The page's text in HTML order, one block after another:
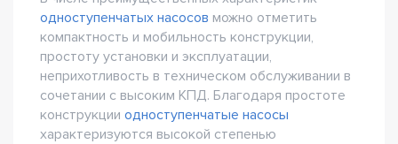
одноступенчатых насосов можно отметить
компактность и мобильность конструкции,
простоту установки и эксплуатации,
неприхотливость в техническом обслуживании в
сочетании с высоким КПД. Благодаря простоте
конструкции одноступенчатые насосы
характеризуются высокой степенью